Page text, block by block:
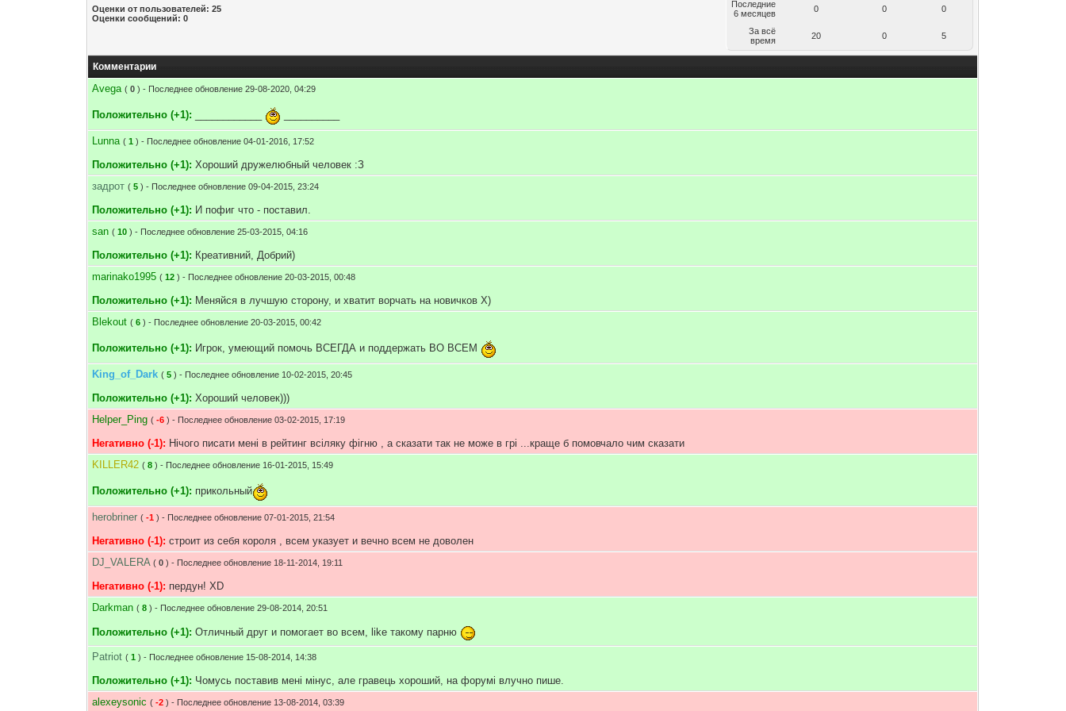
Оценки от пользователей: 25
Оценки сообщений: 0
Последние
6 месяцев
0 0 0
За всё
время
20 0 5
Комментарии
Avega ( 0 ) - Последнее обновление 29-08-2020, 04:29
Положительно (+1):
Lunna ( 1 ) - Последнее обновление 04-01-2016, 17:52
Положительно (+1): Хороший дружелюбный человек :З
задрот ( 5 ) - Последнее обновление 09-04-2015, 23:24
Положительно (+1): И пофиг что - поставил.
san ( 10 ) - Последнее обновление 25-03-2015, 04:16
Положительно (+1): Креативний, Добрий)
marinako1995 ( 12 ) - Последнее обновление 20-03-2015, 00:48
Положительно (+1): Меняйся в лучшую сторону, и хватит ворчать на новичков Х)
Blekout ( 6 ) - Последнее обновление 20-03-2015, 00:42
Положительно (+1): Игрок, умеющий помочь ВСЕГДА и поддержать ВО ВСЕМ
King_of_Dark ( 5 ) - Последнее обновление 10-02-2015, 20:45
Положительно (+1): Хороший человек)))
Helper_Ping ( -6 ) - Последнее обновление 03-02-2015, 17:19
Негативно (-1): Нічого писати мені в рейтинг всіляку фігню , а сказати так не може в грі ...краще б помовчало чим сказати
KILLER42 ( 8 ) - Последнее обновление 16-01-2015, 15:49
Положительно (+1): прикольный
herobriner ( -1 ) - Последнее обновление 07-01-2015, 21:54
Негативно (-1): строит из себя короля , всем указует и вечно всем не доволен
DJ_VALERA ( 0 ) - Последнее обновление 18-11-2014, 19:11
Негативно (-1): пердун! XD
Darkman ( 8 ) - Последнее обновление 29-08-2014, 20:51
Положительно (+1): Отличный друг и помогает во всем, like такому парню
Patriot ( 1 ) - Последнее обновление 15-08-2014, 14:38
Положительно (+1): Чомусь поставив мені мінус, але гравець хороший, на форумі влучно пише.
alexeysonic ( -2 ) - Последнее обновление 13-08-2014, 03:39